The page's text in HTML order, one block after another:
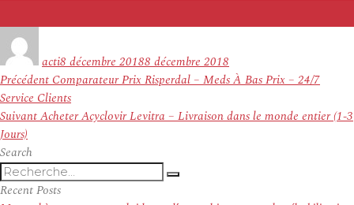
actile
8 décembre 20188 décembre 2018
Navigation
de
l’article
Précédent Article
précédent :
Comparateur Prix Risperdal – Meds À Bas Prix – 24/7
Service Clients
SuivantArticle
Acheter Acyclovir Levitra – Livraison dans le monde entier (1-3
Jours)
Search
Recherche
pour
Recherche
Recent Posts